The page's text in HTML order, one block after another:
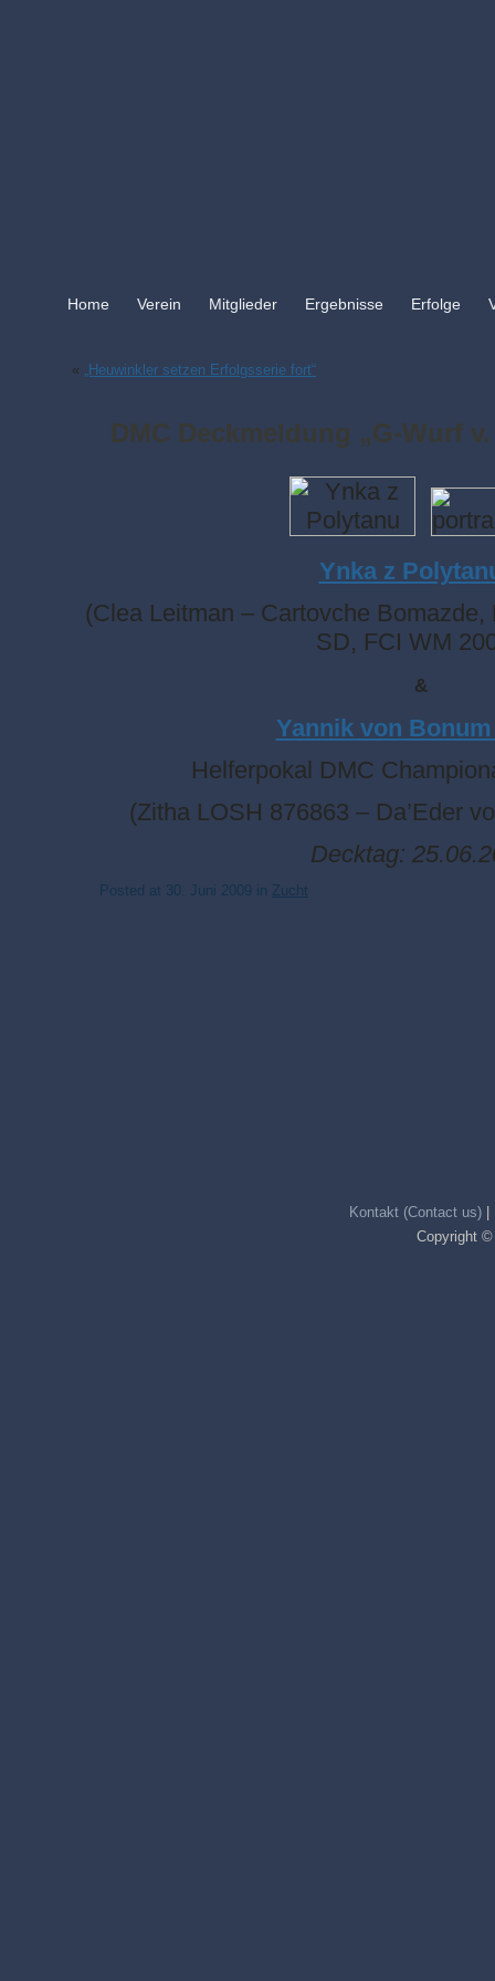
Home Verein Mitglieder Ergebnisse Erfolge
« „Heuwinkler setzen Erfolgsserie fort“
DMC Deckmeldung „G-Wurf
Ynka z
(Clea Leitman – Cartovche
SD, FCI WM
&
Yannik von
Helferpokal DMC
(Zitha LOSH 876863 – Da’Eder
Decktag:
Posted at 30. Juni 2009 in Zucht
Kontakt (Contact us)|
Copyright ©